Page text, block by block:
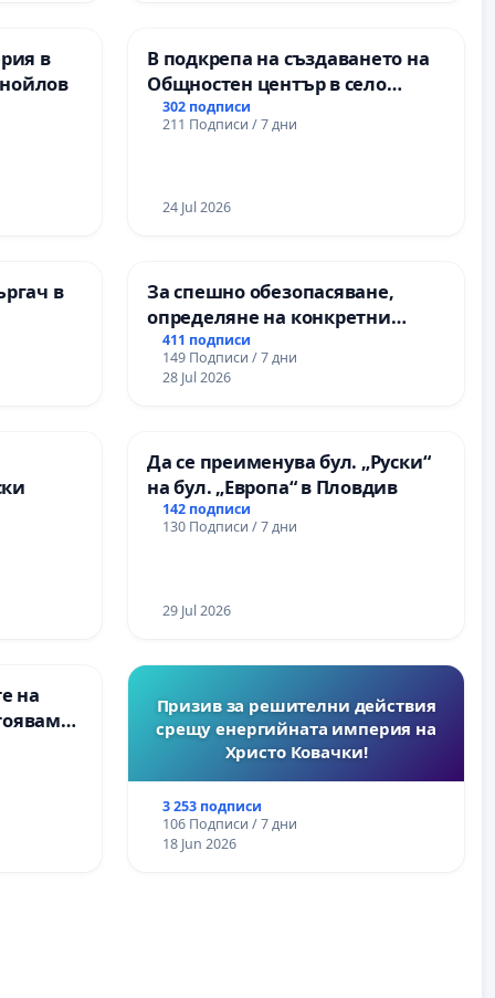
в
В подкрепа на създаването на
Общностен център в село
Църква
302 подписи
211 Подписи / 7 дни
24 Jul 2026
в
За спешно обезопасяване,
определяне на конкретни
срокове и извършване на
цялостна рехабилитация на
републиканския път между
Момин проход
411 подписи
149 Подписи / 7 дни
28 Jul 2026
Да се преименува бул. „Руски“
на бул. „Европа“ в Пловдив
142 подписи
130 Подписи / 7 дни
29 Jul 2026
на
Призив за решителни действия
срещу енергийната империя на
Христо Ковачки!
3 253 подписи
106 Подписи / 7 дни
18 Jun 2026